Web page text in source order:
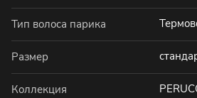
Тип волоса парика
Размер
Коллекция